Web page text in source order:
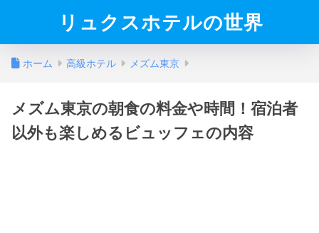
リュクスホテルの世界
ホーム 高級ホテル メズム東京
メズム東京の朝食の料金や時間！宿泊者
以外も楽しめるビュッフェの内容